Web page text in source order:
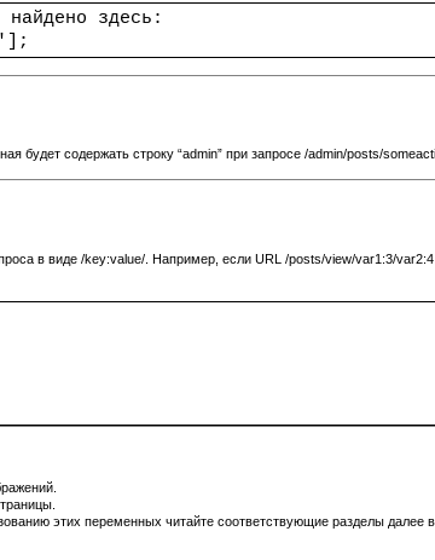
здесь:
будет содержать строку “admin” при запросе /admin/posts/
в виде /key:value/. Например, если URL /posts/view/var1:3/
этих переменных читайте соответствующие разделы далее в